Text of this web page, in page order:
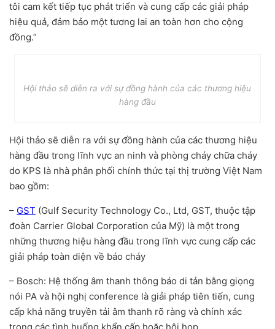
tôi cam kết tiếp tục phát triển và cung cấp các giải pháp
hiệu quả, đảm bảo một tương lai an toàn hơn cho cộng
đồng.”
Hội thảo sẽ diễn ra với sự đồng hành của các thương hiệu
hàng đầu
Hội thảo sẽ diễn ra với sự đồng hành của các thương hiệu
hàng đầu trong lĩnh vực an ninh và phòng cháy chữa cháy
do KPS là nhà phân phối chính thức tại thị trường Việt Nam
bao gồm:
– GST (Gulf Security Technology Co., Ltd, GST, thuộc tập
đoàn Carrier Global Corporation của Mỹ) là một trong
những thương hiệu hàng đầu trong lĩnh vực cung cấp các
giải pháp toàn diện về báo cháy
– Bosch: Hệ thống âm thanh thông báo di tản bằng giọng
nói PA và hội nghị conference là giải pháp tiên tiến, cung
cấp khả năng truyền tải âm thanh rõ ràng và chính xác